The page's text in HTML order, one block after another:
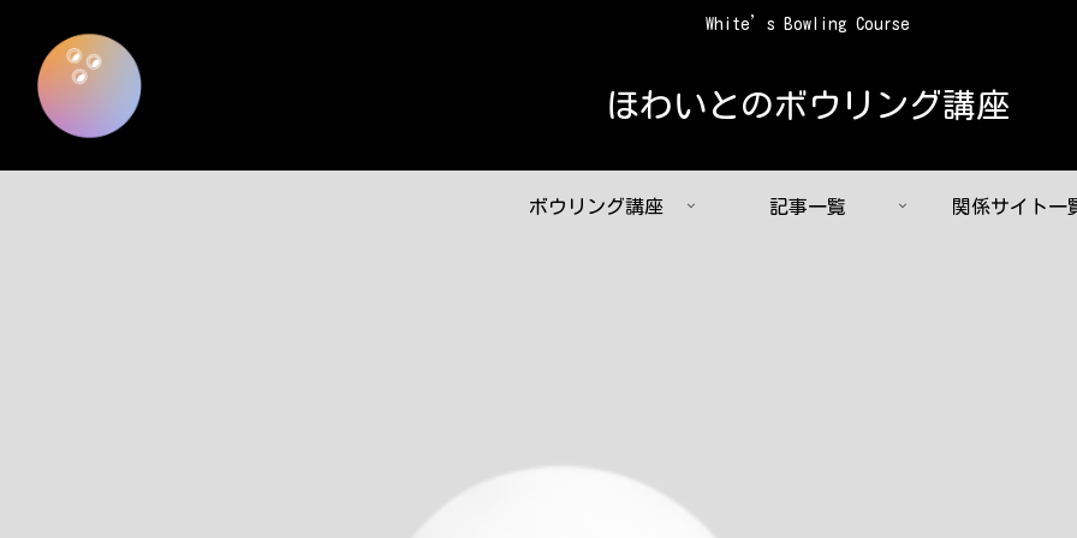
White’s Bowling Course
ほわいとのボウリング講座
ボウリング講座 記事一覧 関係サイト一